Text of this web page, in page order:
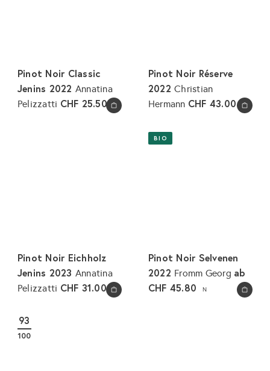
In den Warenkorb legen
Pinot Noir Classic
Jenins 2022 Annatina
Pelizzatti CHF 25.50 N In den Warenkorb legen
Pinot Noir Réserve
2022Christian
Hermann CHF 43.00 N
In den Warenkorb legen
Pinot Noir Eichholz
Jenins 2023 Annatina
Pelizzatti CHF 31.00 N In den Warenkorb legen
BIO
Pinot Noir Selvenen
2022 Fromm Georg ab
CHF 45.80
N
93
100